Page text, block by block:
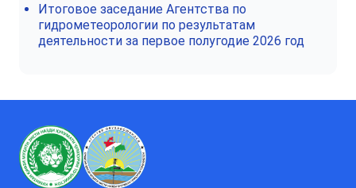
Итоговое заседание Агентства по
гидрометеорологии по результатам
деятельности за первое полугодие 2026 год